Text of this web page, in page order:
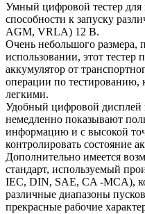
Умный цифровой тестер для
способности к запуску
AGM, VRLA) 12 В.
Очень небольшого размера,
использовании, этот тестер
аккумулятор от
операции по тестированию,
легкими.
Удобный цифровой дисплей
немедленно показывают
информацию и с высокой
контролировать состояние
Дополнительно имеется
стандарт, используемый
IEC, DIN, SAE, CA -MCA),
различные диапазоны
прекрасные рабочие